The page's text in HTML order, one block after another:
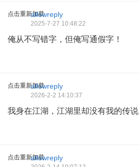
点击重新加载allowreply
2025-7-27 10:48:22
俺从不写错字，但俺写通假字！
点击重新加载allowreply
2026-2-2 14:10:37
我身在江湖，江湖里却没有我的传说
点击重新加载allowreply